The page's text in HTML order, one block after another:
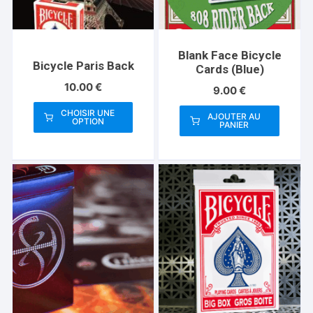
Bicycle Paris Back
10.00€
CHOISIR UNE
OPTION
Ce
a
plusieurs
variations.
Les
options
peuvent
être
choisies
sur
Blank Face Bicycle
Cards (Blue)
9.00€
AJOUTER AU
PANIER